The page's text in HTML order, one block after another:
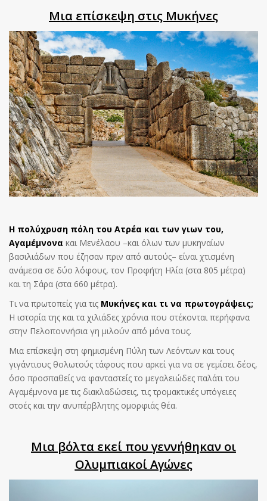
Μια επίσκεψη στις Μυκήνες
Η πολύχρυση πόλη του Ατρέα και των γιων του,
Αγαμέμνονα και Μενέλαου –και όλων των μυκηναίων
βασιλιάδων που έζησαν πριν από αυτούς– είναι χτισμένη
ανάμεσα σε δύο λόφους, τον Προφήτη Ηλία (στα 805 μέτρα)
και τη Σάρα (στα 660 μέτρα).
Τι να πρωτοπείς για τις Μυκήνες και τι να πρωτογράψεις;
Η ιστορία της και τα χιλιάδες χρόνια που στέκονται περήφανα
στην Πελοποννήσια γη μιλούν από μόνα τους.
Μια επίσκεψη στη φημισμένη Πύλη των Λεόντων και τους
γιγάντιους θολωτούς τάφους που αρκεί για να σε γεμίσει δέος,
όσο προσπαθείς να φανταστείς το μεγαλειώδες παλάτι του
Αγαμέμνονα με τις διακλαδώσεις, τις τρομακτικές υπόγειες
στοές και την ανυπέρβλητης ομορφιάς θέα.
Μια βόλτα εκεί που γεννήθηκαν οι
Ολυμπιακοί Αγώνες